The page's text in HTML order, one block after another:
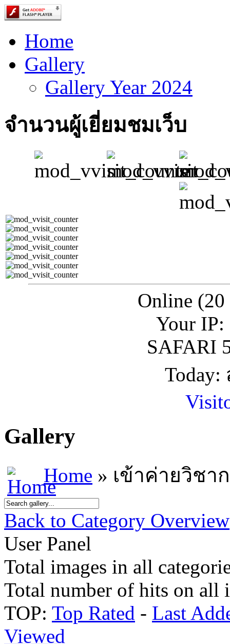
Home
Gallery
Gallery Year 2024
จำนวนผู้เยี่ยมชมเว็บ
Online (20
Your IP:
SAFARI
Today:
Gallery
Home » เข้าค่ายวิชา
Back to Category Overview
User Panel
Total images in all
Total number of hits on all
TOP: Top Rated - Last
Viewed